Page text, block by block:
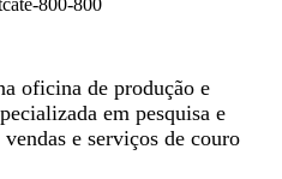
oficina de produção e
em pesquisa e
e serviços de couro